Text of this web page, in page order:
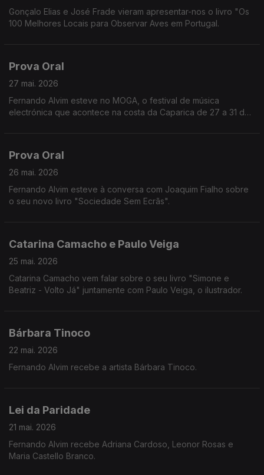
Gonçalo Elias e José Frade vieram apresentar-nos o livro "Os
100 Melhores Locais para Observar Aves em Portugal.
Prova Oral
27 mai. 2026
Fernando Alvim esteve no MOGA, o festival de música
electrónica que acontece na costa da Caparica de 27 a 31 de
Prova Oral
26 mai. 2026
Fernando Alvim esteve à conversa com Joaquim Fialho sobre
o seu novo livro "Sociedade Sem Ecrãs".
Catarina Camacho e Paulo Veiga
25 mai. 2026
Catarina Camacho vem falar sobre o seu livro "Simone e
Beatriz - Volto Já" juntamente com Paulo Veiga, o ilustrador.
Bárbara Tinoco
22 mai. 2026
Fernando Alvim recebe a artista Bárbara Tinoco.
Lei da Paridade
21 mai. 2026
Fernando Alvim recebe Adriana Cardoso, Leonor Rosas e
Maria Castello Branco.